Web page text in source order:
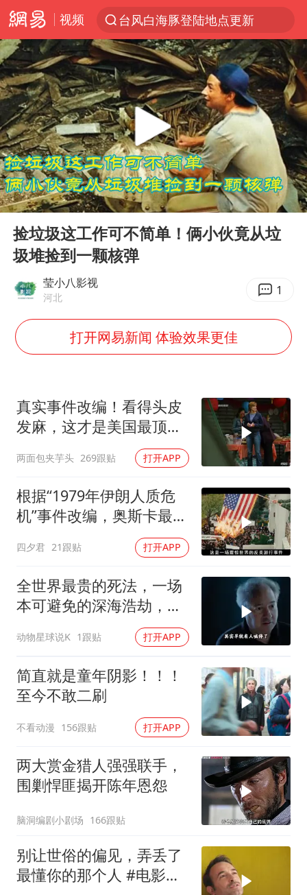
视频
台风白海豚登陆地点更新
以“新”破局 首发经济点亮城市消费活力
台风白海豚进入48小时警戒线
佛得角门将亮相智利俱乐部主场
中方回应是否在太平洋海底开采稀土
宇树科技发行价格150.80元/股
看守所辅警收受10万获刑1年
宇树科技王兴兴身家有望超200亿元
五粮液渠道价一箱上涨近百元
CIA被曝已秘密设立古巴工作组
中国养老床位“三连降”
女子利用漏洞0元薅走3000多件家电
贵州轮胎子公司获美国退税8136万
东方甄选被判赔偿江小白30万元
奋进开新局 实干挑大梁
Play
00:00 06:42
捡垃圾这工作可不简单！俩小伙竟从垃
圾堆捡到一颗核弹
莹小八影视
河北 1
打开网易新闻 体验效果更佳
真实事件改编！看得头皮
发麻，这才是美国最顶级
两面包夹芋头 269跟贴 打开APP
根据“1979年伊朗人质危
机”事件改编，奥斯卡最佳
四夕君 21跟贴 打开APP
全世界最贵的死法，一场
本可避免的深海浩劫，
180万一张深海船票，载
着5名追梦人奔赴3800米
深海
动物星球说K 1跟贴 打开APP
简直就是童年阴影！！！
至今不敢二刷
不看动漫 156跟贴 打开APP
两大赏金猎人强强联手，
围剿悍匪揭开陈年恩怨
脑洞编剧小剧场 166跟贴
别让世俗的偏见，弄丢了
最懂你的那个人 #电影解